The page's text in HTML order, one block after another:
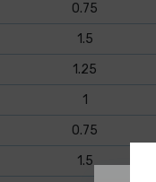
0.75
1.5
1.25
1
0.75
1.5